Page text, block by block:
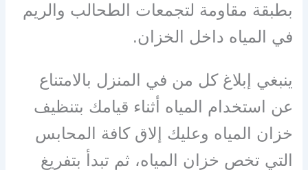
بطبقة مقاومة لتجمعات الطحالب والريم
في المياه داخل الخزان.
ينبغي إبلاغ كل من في المنزل بالامتناع
عن استخدام المياه أثناء قيامك بتنظيف
خزان المياه وعليك إلاق كافة المحابس
التي تخص خزان المياه، ثم تبدأ بتفريغ